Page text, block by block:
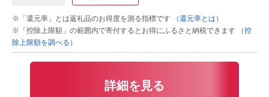
※「還元率」とは返礼品のお得度を測る指標です
（還元率とは）
※「控除上限額」の範囲内で寄付するとお得にふるさと納税できます
（控
除上限額を調べる）
詳細を見る